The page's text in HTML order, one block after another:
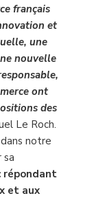
français
et
une
nouvelle
ont
des
Le Roch.
notre
sa
répondant
et aux